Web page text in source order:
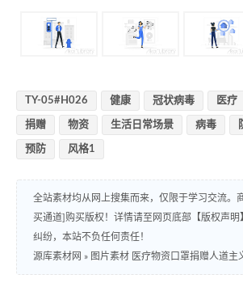
TY-05#H026 健康 冠状病毒 医疗
捐赠 物资 生活日常场景 病毒
预防 风格1
全站素材均从网上搜集而来，仅限于学习交流。
买通道]购买版权！详情请至网页底部【版权声明
纠纷，本站不负任何责任！
源库素材网 » 图片素材 医疗物资口罩捐赠人道主